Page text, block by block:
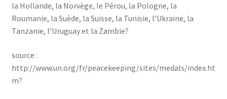
la Hollande, la Norvège, le Pérou, la Pologne, la
Roumanie, la Suède, la Suisse, la Tunisie, l’Ukraine, la
Tanzanie, l’Uruguay et la Zambie?
source :
http://www.un.org/fr/peacekeeping/sites/medals/index.ht
m?